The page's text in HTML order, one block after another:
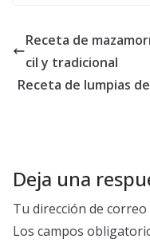
Receta de
cil y tradicional
Receta de lumpias
Deja una
Tu dirección de
Los campos